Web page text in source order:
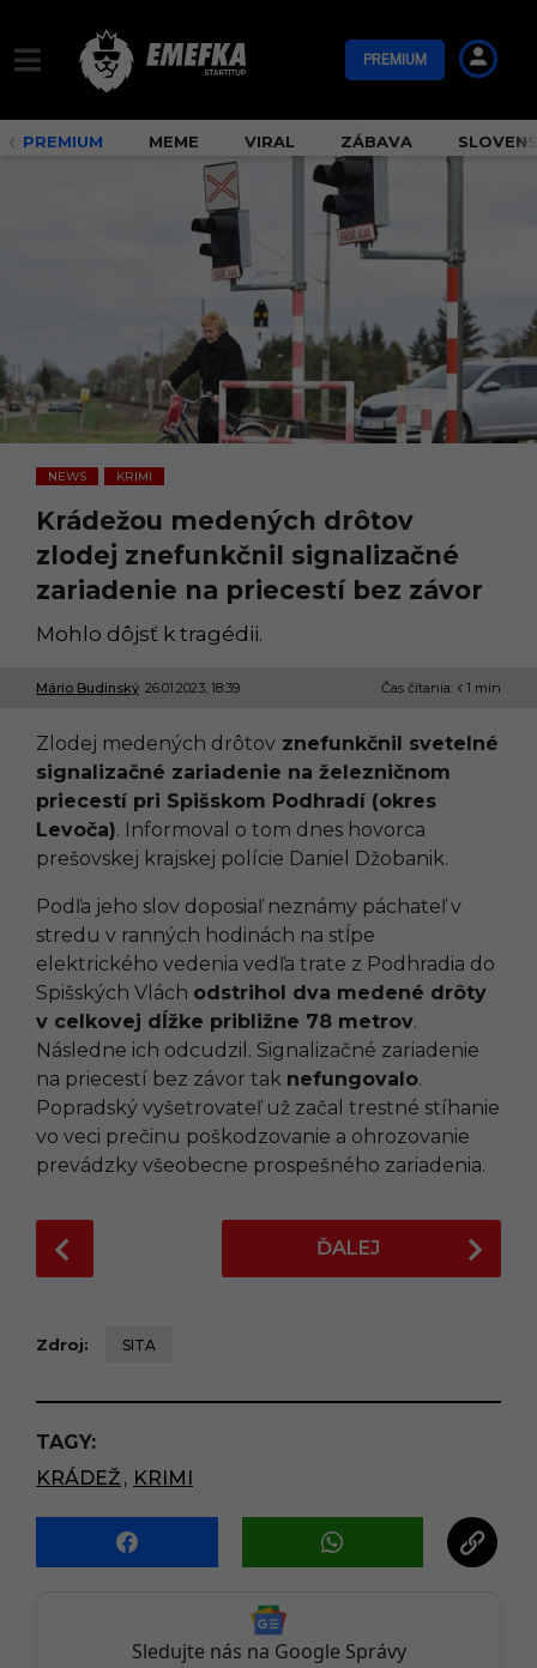
PREMIUM
PREMIUM MEME VIRAL ZÁBAVA
NEWS
,
KRIMI
Krádežou medených drôtov
zlodej znefunkčnil signalizačné
zariadenie na priecestí bez závor
Mohlo dôjsť k tragédii.
Mário Budinský 26.01.2023, 18:39
2
0
1
2
0
2
3
1
1
:
4
3
Čas čítania: 1 min
Zlodej medených drôtov znefunkčnil svetelné
signalizačné zariadenie na železničnom
priecestí pri Spišskom Podhradí (okres
Levoča). Informoval o tom dnes hovorca
prešovskej krajskej polície Daniel Džobanik.
Podľa jeho slov doposiaľ neznámy páchateľ v
stredu v ranných hodinách na stĺpe
elektrického vedenia vedľa trate z Podhradia do
Spišských Vlách odstrihol dva medené drôty
v celkovej dĺžke približne 78 metrov.
Následne ich odcudzil. Signalizačné zariadenie
na priecestí bez závor tak nefungovalo.
Popradský vyšetrovateľ už začal trestné stíhanie
vo veci prečinu poškodzovanie a ohrozovanie
prevádzky všeobecne prospešného zariadenia.
o
P
i
n
a
i
ĎALEJ
Zdroj: SITA
TAGY:
KRÁDEŽ , KRIMI
Sledujte nás na Google Správy